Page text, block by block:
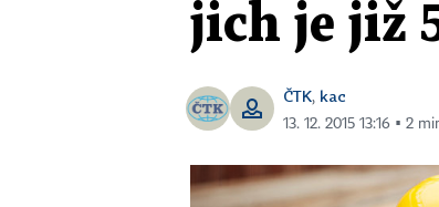
jich je již
ČTK, kac
13. 12. 2015 13:16 ▪ 2